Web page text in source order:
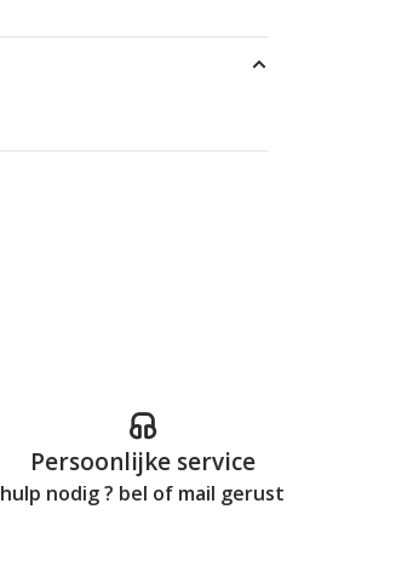
Persoonlijke service
hulp nodig ? bel of mail gerust